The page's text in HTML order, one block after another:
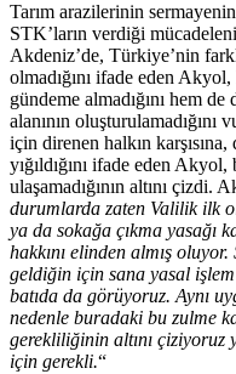
Tarım arazilerinin
STK’ların verdiği
Akdeniz’de, Türkiye’nin
olmadığını ifade eden
gündeme almadığını hem
alanının
için direnen halkın
yığıldığını ifade eden
ulaşamadığının altını çizdi.
durumlarda zaten Valilik ilk
ya da sokağa çıkma yasağı
hakkını elinden almış
geldiğin için sana yasal işlem
batıda da görüyoruz. Aynı
nedenle buradaki bu zulme
gerekliliğinin altını çiziyoruz
için gerekli.“